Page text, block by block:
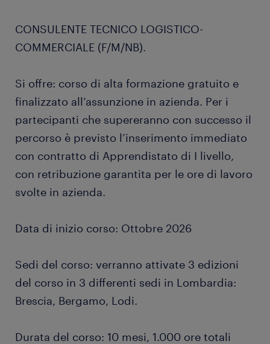
CONSULENTE TECNICO LOGISTICO-
COMMERCIALE (F/M/NB).
Si offre: corso di alta formazione gratuito e
finalizzato all’assunzione in azienda. Per i
partecipanti che supereranno con successo il
percorso è previsto l’inserimento immediato
con contratto di Apprendistato di I livello,
con retribuzione garantita per le ore di lavoro
svolte in azienda.
Data di inizio corso: Ottobre 2026
Sedi del corso: verranno attivate 3 edizioni
del corso in 3 differenti sedi in Lombardia:
Brescia, Bergamo, Lodi.
Durata del corso: 10 mesi, 1.000 ore totali